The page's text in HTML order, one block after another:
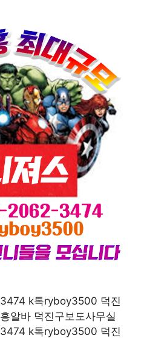
k톡ryboy3500 덕진
알바 덕진구보도사무실
k톡ryboy3500 덕진